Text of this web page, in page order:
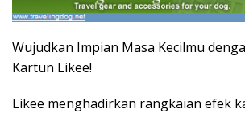
Wujudkan Impian Masa Kecilmu
Kartun Likee!
Likee menghadirkan rangkaian efek